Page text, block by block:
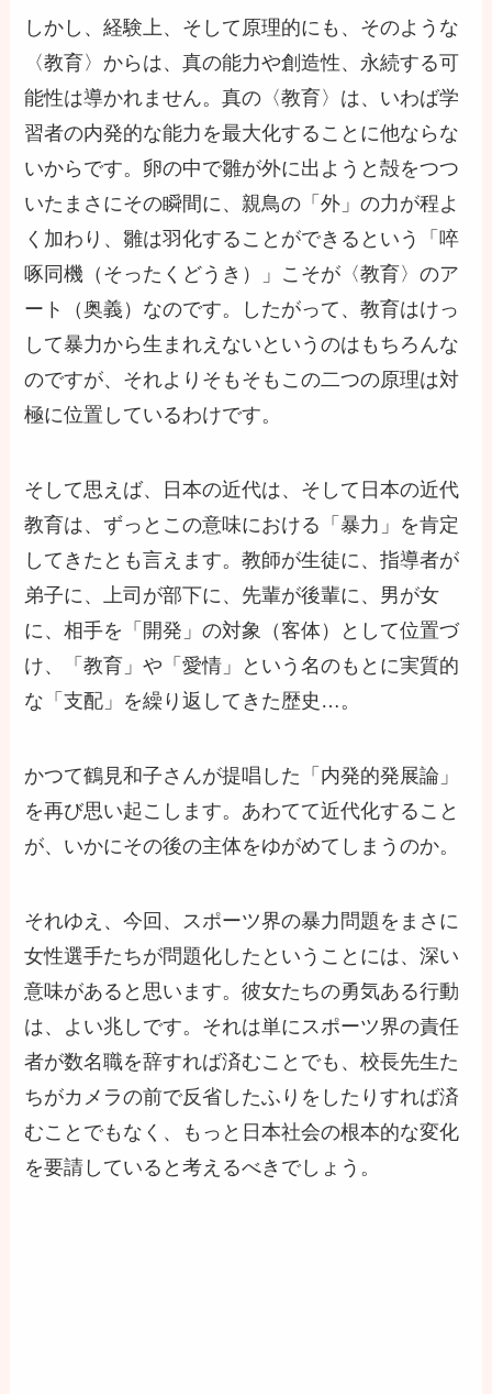
しかし、経験上、そして原理的にも、そのような
〈教育〉からは、真の能力や創造性、永続する可
能性は導かれません。真の〈教育〉は、いわば学
習者の内発的な能力を最大化することに他ならな
いからです。卵の中で雛が外に出ようと殻をつつ
いたまさにその瞬間に、親鳥の「外」の力が程よ
く加わり、雛は羽化することができるという「啐
啄同機（そったくどうき）」こそが〈教育〉のア
ート（奥義）なのです。したがって、教育はけっ
して暴力から生まれえないというのはもちろんな
のですが、それよりそもそもこの二つの原理は対
極に位置しているわけです。
そして思えば、日本の近代は、そして日本の近代
教育は、ずっとこの意味における「暴力」を肯定
してきたとも言えます。教師が生徒に、指導者が
弟子に、上司が部下に、先輩が後輩に、男が女
に、相手を「開発」の対象（客体）として位置づ
け、「教育」や「愛情」という名のもとに実質的
な「支配」を繰り返してきた歴史…。
かつて鶴見和子さんが提唱した「内発的発展論」
を再び思い起こします。あわてて近代化すること
が、いかにその後の主体をゆがめてしまうのか。
それゆえ、今回、スポーツ界の暴力問題をまさに
女性選手たちが問題化したということには、深い
意味があると思います。彼女たちの勇気ある行動
は、よい兆しです。それは単にスポーツ界の責任
者が数名職を辞すれば済むことでも、校長先生た
ちがカメラの前で反省したふりをしたりすれば済
むことでもなく、もっと日本社会の根本的な変化
を要請していると考えるべきでしょう。